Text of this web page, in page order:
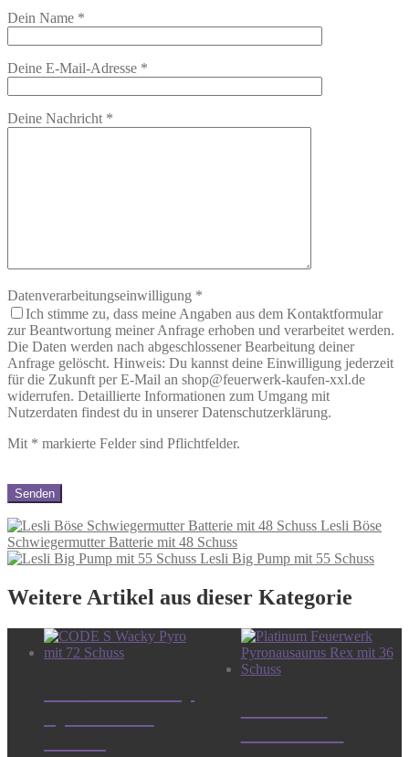
Dein Name *
Deine E-Mail-Adresse *
Deine Nachricht *
Datenverarbeitungseinwilligung *
Ich stimme zu, dass meine Angaben aus dem Kontaktformular
zur Beantwortung meiner Anfrage erhoben und verarbeitet werden.
Die Daten werden nach abgeschlossener Bearbeitung deiner
Anfrage gelöscht. Hinweis: Du kannst deine Einwilligung jederzeit
für die Zukunft per E-Mail an shop@feuerwerk-kaufen-xxl.de
widerrufen. Detaillierte Informationen zum Umgang mit
Nutzerdaten findest du in unserer Datenschutzerklärung.
Mit * markierte Felder sind Pflichtfelder.
Lesli Böse
Schwiegermutter Batterie mit 48 Schuss
Lesli Big Pump mit 55 Schuss
Weitere Artikel aus dieser Kategorie